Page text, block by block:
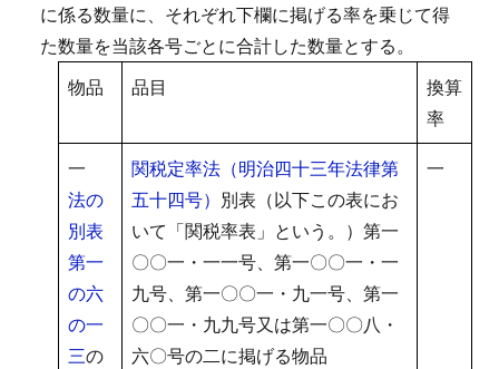
に係る数量に、それぞれ下欄に掲げる率を乗じて得
た数量を当該各号ごとに合計した数量とする。
物品
品目
換算
率
一
法の
別表
第一
の六
の一
三の
関税定率法（明治四十三年法律第
五十四号） 別表（以下この表にお
いて「関税率表」という。）第一
〇〇一・一一号、第一〇〇一・一
九号、第一〇〇一・九一号、第一
〇〇一・九九号又は第一〇〇八・
六〇号の二に掲げる物品
一